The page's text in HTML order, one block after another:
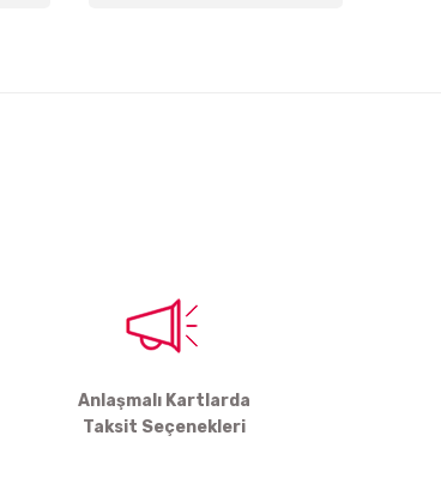
Anlaşmalı Kartlarda
Taksit Seçenekleri